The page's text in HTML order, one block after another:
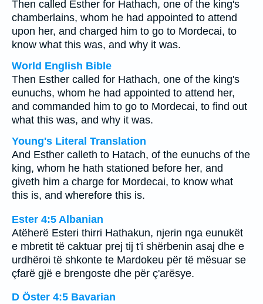
Then called Esther for Hathach, one of the king's
chamberlains, whom he had appointed to attend
upon her, and charged him to go to Mordecai, to
know what this was, and why it was.
World English Bible
Then Esther called for Hathach, one of the king's
eunuchs, whom he had appointed to attend her,
and commanded him to go to Mordecai, to find out
what this was, and why it was.
Young's Literal Translation
And Esther calleth to Hatach, of the eunuchs of the
king, whom he hath stationed before her, and
giveth him a charge for Mordecai, to know what
this is, and wherefore this is.
Ester 4:5 Albanian
Atëherë Esteri thirri Hathakun, njerin nga eunukët
e mbretit të caktuar prej tij t'i shërbenin asaj dhe e
urdhëroi të shkonte te Mardokeu për të mësuar se
çfarë gjë e brengoste dhe për ç'arësye.
D Öster 4:5 Bavarian